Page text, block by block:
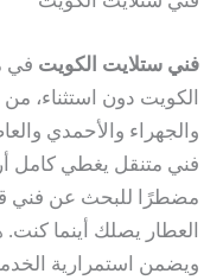
فني ستلايت الكويت في
الكويت دون استثناء،
والجهراء والأحمدي
فني متنقل يغطي كامل
مضطرًا للبحث عن فني
العطار يصلك أينما كنت.
ويضمن استمرارية